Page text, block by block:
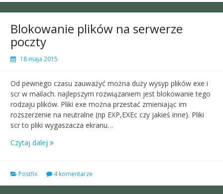
Blokowanie plików na serwerze
poczty
18 maja 2015
Od pewnego czasu zauważyć można duży wysyp plików exe i
scr w mailach. najlepszym rozwiązaniem jest blokowanie tego
rodzaju plików. Pliki exe można przestać zmieniając im
rozszerzenie na neutralne (np EXP,EXEc czy jakieś inne). Pliki
scr to pliki wygaszacza ekranu…
Czytaj dalej
Postfix 4 komentarze